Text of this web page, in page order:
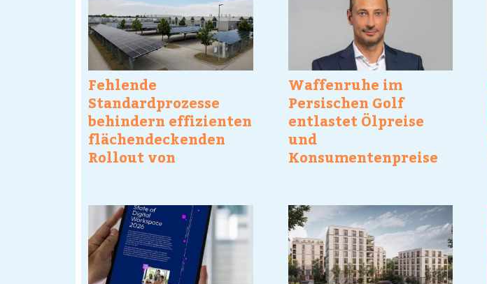
Fehlende
Standardprozesse
behindern effizienten
flächendeckenden
Rollout von
Waffenruhe im
Persischen Golf
entlastet Ölpreise
und
Konsumentenpreise